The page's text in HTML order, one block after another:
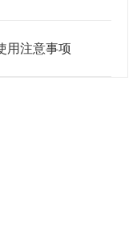
用注意事项